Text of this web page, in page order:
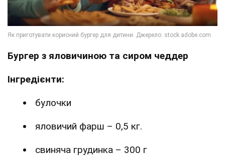
Бургер з яловичиною та сиром чеддер
Інгредієнти:
булочки
яловичий фарш – 0,5 кг.
свиняча грудинка – 300 г